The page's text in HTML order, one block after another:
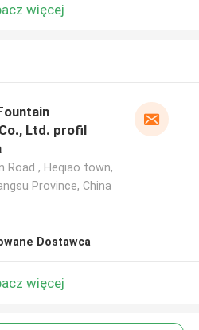
więcej
Ltd. profil
Road , Heqiao town,
Province, China
Dostawca
więcej